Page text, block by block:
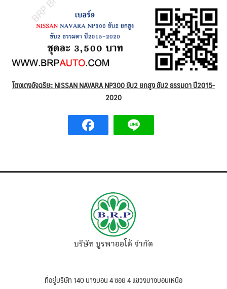
โตงเตงอัจฉริยะ NISSAN NAVARA NP300 ขับ2 ยกสูง ขับ2 ธรรมดา ปี2015-
2020
บริษัท บูรพาออโต้ จำกัด
ที่อยู่บริษัท 140 บางบอน 4 ซอย 4 แขวงบางบอนเหนือ